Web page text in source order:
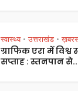
स्वास्थ्य • उत्तराखंड •
ग्राफिक एरा में विश्व
सप्ताह : स्तनपान